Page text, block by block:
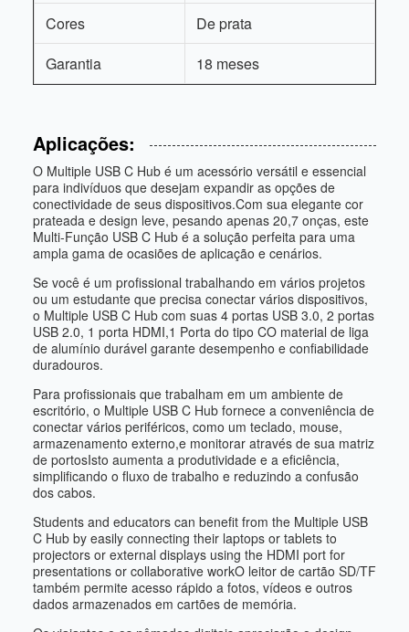
Cores
De prata
Garantia
18 meses
Aplicações:
O Multiple USB C Hub é um acessório versátil e essencial
para indivíduos que desejam expandir as opções de
conectividade de seus dispositivos.Com sua elegante cor
prateada e design leve, pesando apenas 20,7 onças, este
Multi-Função USB C Hub é a solução perfeita para uma
ampla gama de ocasiões de aplicação e cenários.
Se você é um profissional trabalhando em vários projetos
ou um estudante que precisa conectar vários dispositivos,
o Multiple USB C Hub com suas 4 portas USB 3.0, 2 portas
USB 2.0, 1 porta HDMI,1 Porta do tipo CO material de liga
de alumínio durável garante desempenho e confiabilidade
duradouros.
Para profissionais que trabalham em um ambiente de
escritório, o Multiple USB C Hub fornece a conveniência de
conectar vários periféricos, como um teclado, mouse,
armazenamento externo,e monitorar através de sua matriz
de portosIsto aumenta a produtividade e a eficiência,
simplificando o fluxo de trabalho e reduzindo a confusão
dos cabos.
Students and educators can benefit from the Multiple USB
C Hub by easily connecting their laptops or tablets to
projectors or external displays using the HDMI port for
presentations or collaborative workO leitor de cartão SD/TF
também permite acesso rápido a fotos, vídeos e outros
dados armazenados em cartões de memória.